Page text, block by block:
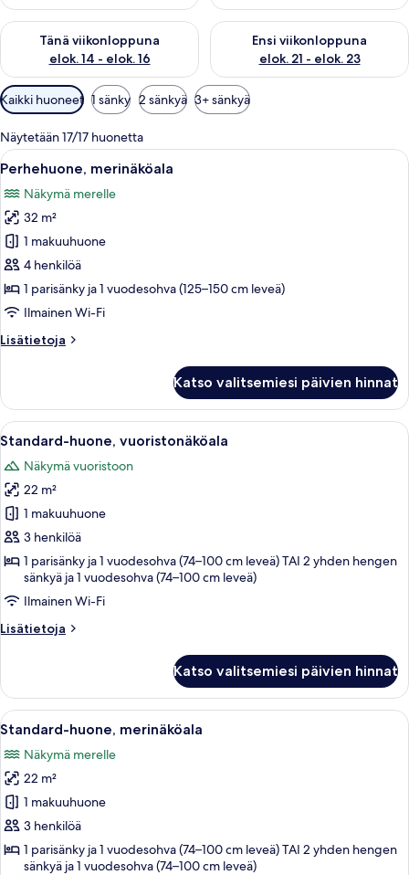
Tänä viikonloppuna
elok. 14 - elok. 16
Tarkista tämän viikonlopun saatavuus elok. 14 - elok. 16
Ensi viikonloppuna
elok. 21 - elok. 23
Tarkista ensi viikonlopun
Huoneille
saatavilla
olevia
suodattimia
Kaikki huoneet 1 sänky 2 sänkyä 3+ sänkyä
Näytetään 17/17 huonetta
Avaa
kaikki
huonetyypin
Perhehuone,
merinäköala
kuvat
Perhehuone, merinäköala | 1
3
Perhehuone, merinäköala
Näkymä merelle
32 m²
1 makuuhuone
4 henkilöä
1 parisänky ja 1 vuodesohva (125–150 cm leveä)
Ilmainen Wi-Fi
Lisätietoja
Lisätietoja
Katso valitsemiesi päivien hinnat
Avaa
kaikki
huonetyypin
Standard-
huone,
vuoristonäköala
kuvat
Standard-huone, vuoristonäköala |
4
Standard-huone, vuoristonäköala
Näkymä vuoristoon
22 m²
1 makuuhuone
3 henkilöä
1 parisänky ja 1 vuodesohva (74–100 cm leveä) TAI 2 yhden hengen
sänkyä ja 1 vuodesohva (74–100 cm leveä)
Ilmainen Wi-Fi
Lisätietoja
Lisätietoja
vuoristonäköala
Katso valitsemiesi päivien hinnat
Avaa
kaikki
huonetyypin
Standard-
huone,
merinäköala
kuvat
Standard-huone, merinäköala | 1
4
Standard-huone, merinäköala
Näkymä merelle
22 m²
1 makuuhuone
3 henkilöä
1 parisänky ja 1 vuodesohva (74–100 cm leveä) TAI 2 yhden hengen
sänkyä ja 1 vuodesohva (74–100 cm leveä)